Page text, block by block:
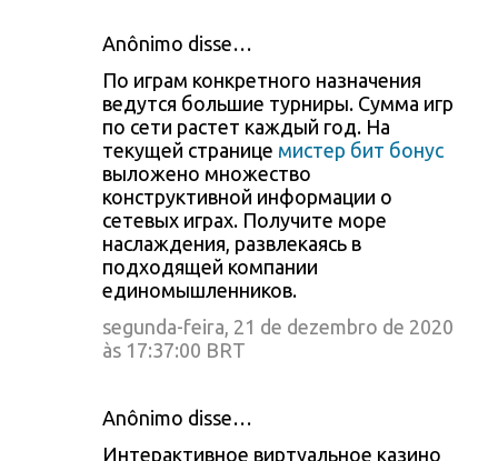
Anônimo disse…
По играм конкретного назначения
ведутся большие турниры. Сумма игр
по сети растет каждый год. На
текущей странице мистер бит бонус
выложено множество
конструктивной информации о
сетевых играх. Получите море
наслаждения, развлекаясь в
подходящей компании
единомышленников.
segunda-feira, 21 de dezembro de 2020
às 17:37:00 BRT
Anônimo disse…
Интерактивное виртуальное казино